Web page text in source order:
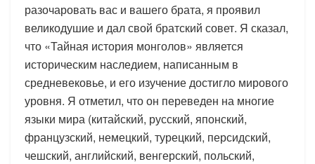
разочаровать вас и вашего брата, я проявил
великодушие и дал свой братский совет. Я сказал,
что «Тайная история монголов» является
историческим наследием, написанным в
средневековье, и его изучение достигло мирового
уровня. Я отметил, что он переведен на многие
языки мира (китайский, русский, японский,
французский, немецкий, турецкий, персидский,
чешский, английский, венгерский, польский,